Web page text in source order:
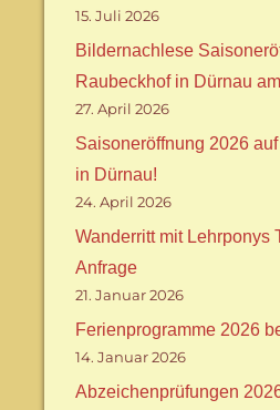
15. Juli 2026
Bildernachlese
Raubeckhof in Dürnau
27. April 2026
Saisoneröffnung 2026
in Dürnau!
24. April 2026
Wanderritt mit Lehrponys
Anfrage
21. Januar 2026
Ferienprogramme 2026
14. Januar 2026
Abzeichenprüfungen